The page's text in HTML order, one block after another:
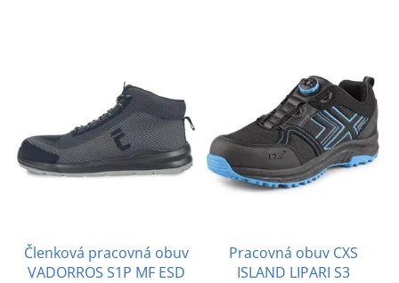
Členková pracovná obuv
VADORROS S1P MF ESD
Pracovná obuv CXS
ISLAND LIPARI S3